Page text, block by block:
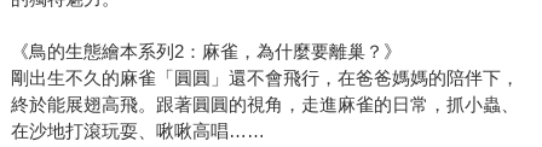
《鳥的生態繪本系列2：麻雀，為什麼要離巢？》
剛出生不久的麻雀「圓圓」還不會飛行，在爸爸媽媽的陪伴下，
終於能展翅高飛。跟著圓圓的視角，走進麻雀的日常，抓小蟲、
在沙地打滾玩耍、啾啾高唱……